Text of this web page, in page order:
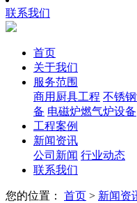
联系我们
首页
关于我们
服务范围
商用厨具工程 不锈
备 电磁炉燃气炉设备
工程案例
新闻资讯
公司新闻 行业动态
联系我们
您的位置： 首页 > 新闻资